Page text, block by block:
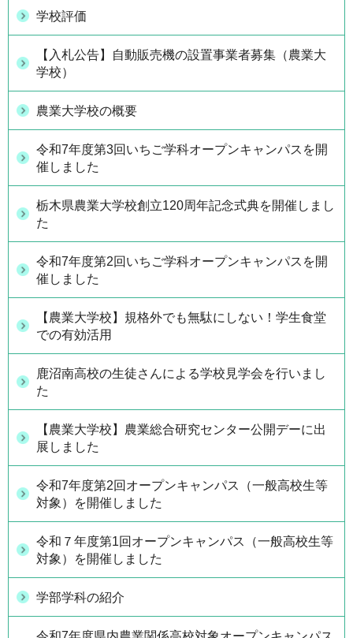
学校評価
【入札公告】自動販売機の設置事業者募集（農業大
学校）
農業大学校の概要
令和7年度第3回いちご学科オープンキャンパスを開
催しました
栃木県農業大学校創立120周年記念式典を開催しまし
た
令和7年度第2回いちご学科オープンキャンパスを開
催しました
【農業大学校】規格外でも無駄にしない！学生食堂
での有効活用
鹿沼南高校の生徒さんによる学校見学会を行いまし
た
【農業大学校】農業総合研究センター公開デーに出
展しました
令和7年度第2回オープンキャンパス（一般高校生等
対象）を開催しました
令和７年度第1回オープンキャンパス（一般高校生等
対象）を開催しました
学部学科の紹介